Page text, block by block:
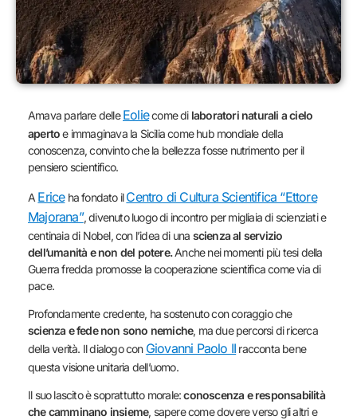
Amava parlare delleEoliecome di laboratori naturali a cielo
apertoe immaginava la Sicilia come hub mondiale della
conoscenza, convinto che la bellezza fosse nutrimento per il
pensiero scientifico.
A Ericeha fondato ilCentro di Cultura Scientifica “Ettore
Majorana”, divenuto luogo di incontro per migliaia di scienziati e
centinaia di Nobel, con l’idea di una scienza al servizio
dell’umanità e non del potere.Anche nei momenti più tesi della
Guerra fredda promosse la cooperazione scientifica come via di
pace.
Profondamente credente, ha sostenuto con coraggio che
scienza e fede non sono nemiche, ma due percorsi di ricerca
della verità. Il dialogo con Giovanni Paolo II racconta bene
questa visione unitaria dell’uomo.
Il suo lascito è soprattutto morale:conoscenza e responsabilità
che camminano insieme, sapere come dovere verso gli altri e